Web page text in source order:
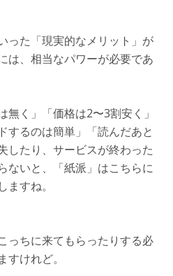
った「現実的なメリット」が
は、相当なパワーが必要であ
く」「価格は2〜3割安く」
するのは簡単」「読んだあと
したり、サービスが終わった
ないと、「紙派」はこちらに
すね。
っちに来てもらったりする必
けれど。